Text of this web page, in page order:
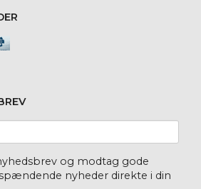
og modtag gode
nyheder direkte i din